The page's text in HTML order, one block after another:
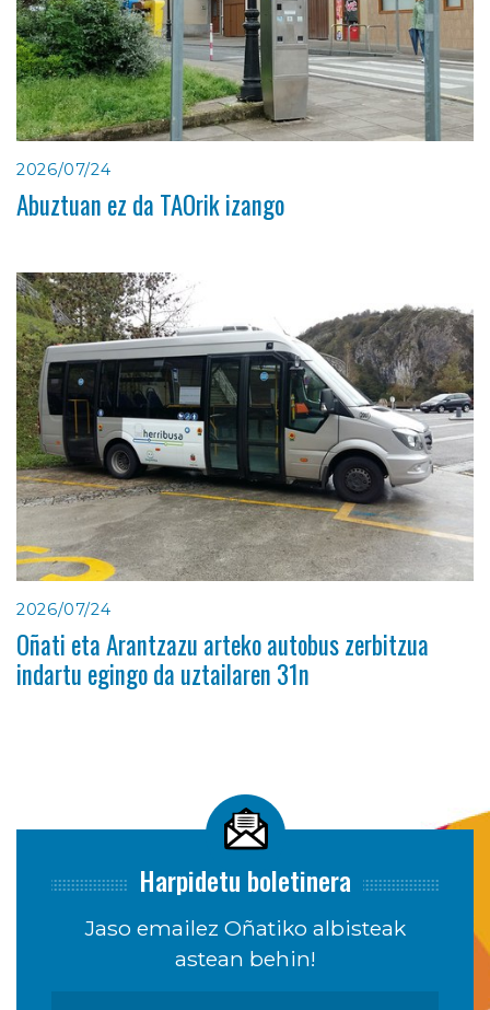
2026/07/24
Abuztuan ez da TAOrik izango
2026/07/24
Oñati eta Arantzazu arteko autobus zerbitzua
indartu egingo da uztailaren 31n
Harpidetu boletinera
Jaso emailez Oñatiko albisteak
astean behin!